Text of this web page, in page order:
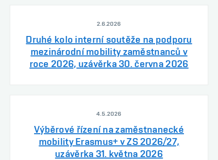
2.6.2026
Druhé kolo interní soutěže na podporu
mezinárodní mobility zaměstnanců v
roce 2026, uzávěrka 30. června 2026
4.5.2026
Výběrové řízení na zaměstnanecké
mobility Erasmus+ v ZS 2026/27,
uzávěrka 31. května 2026